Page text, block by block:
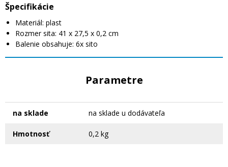
Špecifikácie
Materiál: plast
Rozmer sita: 41 x 27,5 x 0,2 cm
Balenie obsahuje: 6x sito
Parametre
na sklade na sklade u dodávateľa
Hmotnosť 0,2 kg